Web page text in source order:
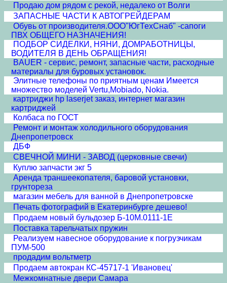
Продаю дом рядом с рекой, недалеко от Волги
ЗАПАСНЫЕ ЧАСТИ К АВТОГРЕЙДЕРАМ
Обувь от производителя.ООО"ЮгТехСнаб" -сапоги
ПВХ ОБЩЕГО НАЗНАЧЕНИЯ!
ПОДБОР СИДЕЛКИ, НЯНИ, ДОМРАБОТНИЦЫ,
ВОДИТЕЛЯ В ДЕНЬ ОБРАЩЕНИЯ!
BAUER - сервис, ремонт, запасные части, расходные
материалы для буровых установок.
Элитные телефоны по приятным ценам Имеется
множество моделей Vertu,Mobiado, Nokia.
картриджи hp laserjet заказ, интернет магазин
картриджей
Колбаса по ГОСТ
Ремонт и монтаж холодильного оборудования
Днепропетровск
ДБФ
СВЕЧНОЙ МИНИ - ЗАВОД (церковные свечи)
Куплю запчасти экг 5
Аренда траншеекопателя, баровой установки,
грунтореза
магазин мебель для ванной в Днепропетровске
Печать фотографий в Екатеринбурге дешево!
Продаем новый бульдозер Б-10М.0111-1Е
Поставка тарельчатых пружин
Реализуем навесное оборудование к погрузчикам
ПУМ-500
продадим вольтметр
Продаем автокран КС-45717-1 'Ивановец'
Межкомнатные двери Cамара